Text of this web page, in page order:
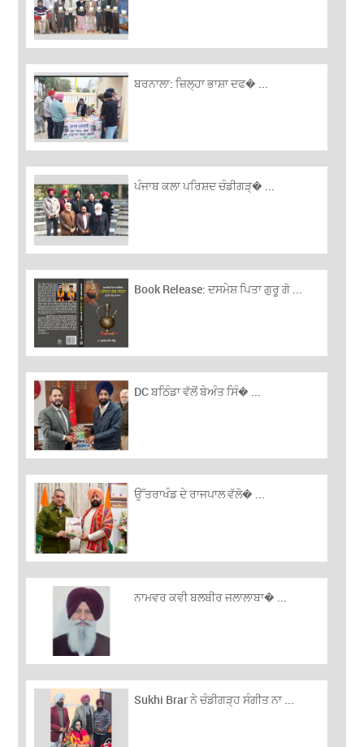
ਬਰਨਾਲਾ: ਜ਼ਿਲ੍ਹਾ ਭਾਸ਼ਾ ਦਫ� ...
ਪੰਜਾਬ ਕਲਾ ਪਰਿਸ਼ਦ ਚੰਡੀਗੜ੍� ...
Book Release: ਦਸਮੇਸ਼ ਪਿਤਾ ਗੁਰੂ ਗੋ ...
DC ਬਠਿੰਡਾ ਵੱਲੋਂ ਬੇਅੰਤ ਸਿੰ� ...
ਉੱਤਰਾਖੰਡ ਦੇ ਰਾਜਪਾਲ ਵੱਲੋ� ...
ਨਾਮਵਰ ਕਵੀ ਬਲਬੀਰ ਜਲਾਲਾਬਾ� ...
Sukhi Brar ਨੇ ਚੰਡੀਗੜ੍ਹ ਸੰਗੀਤ ਨਾ ...